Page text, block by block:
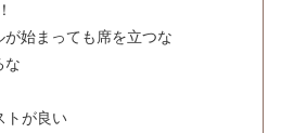
始まっても席を立つな
な
トが良い